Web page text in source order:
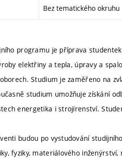
Bez tematického okruhu
programu je příprava
elektřiny a tepla, úpravy a
Studium je zaměřeno na
studium umožňuje získání
energetika i strojírenství.
budou po vystudování
fyziky, materiálového